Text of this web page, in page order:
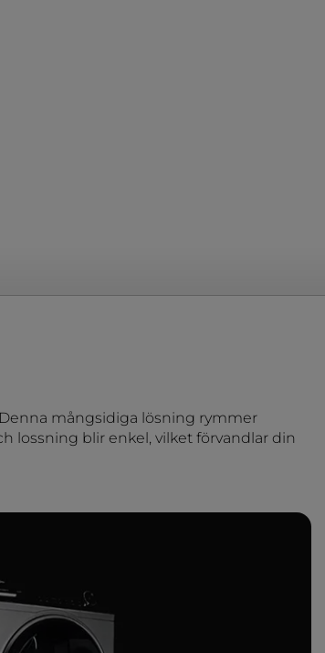
mångsidiga lösning rymmer
lossning blir enkel, vilket förvandlar din